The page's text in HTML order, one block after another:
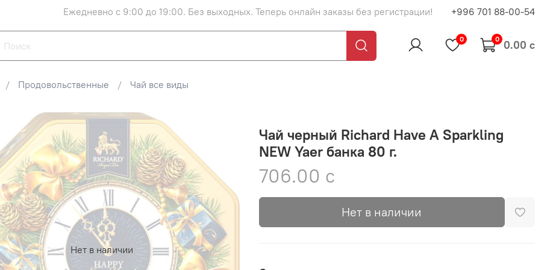
Ежедневно с 9:00 до 19:00. Без выходных. Теперь онлайн заказы без регистрации! +996 701 88-00-54
0 0 0.00 с
Продовольственные Чай все виды
Нет в наличии
Чай черный Richard Have A Sparkling
NEW Yaer банка 80 г.
706.00 с
Нет в наличии